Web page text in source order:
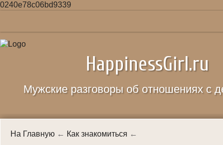
0240e78c06bd9339
Как соблазнять
Качество жизни
HappinessGirl.ru
Мужские разговоры об отношениях с
На Главную ← Как знакомиться ←